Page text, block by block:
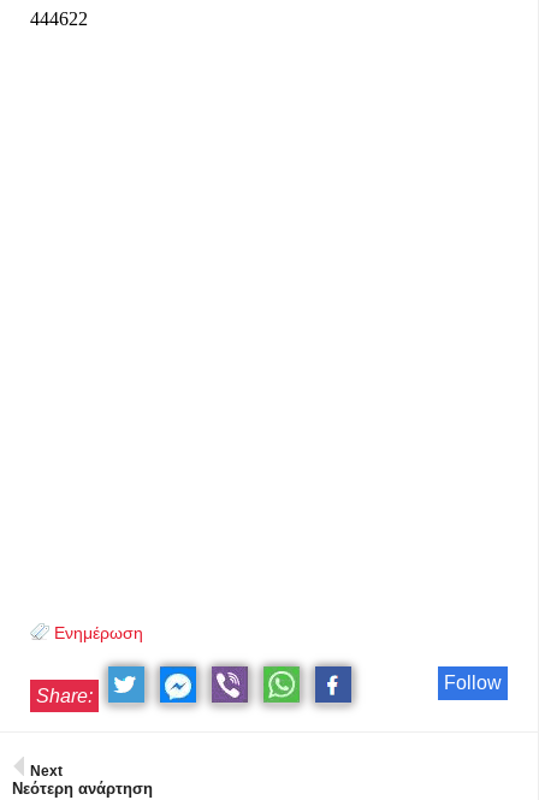
Ενημέρωση
Follow
Share:
Next
Νεότερη ανάρτηση